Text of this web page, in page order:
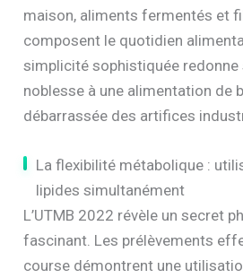
maison, aliments fermentés et
composent le quotidien
simplicité sophistiquée
noblesse à une alimentation de
débarrassée des artifices
La flexibilité métabolique :
lipides simultanément
L’UTMB 2022 révèle un secret
fascinant. Les prélèvements
course démontrent une